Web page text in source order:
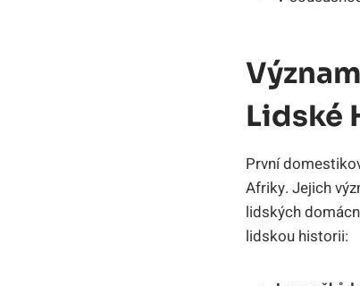
Lidské
První
Afriky. Jejich
lidských
lidskou historii: